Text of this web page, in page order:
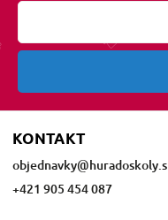
KONTAKT
objednavky@
+421 905 454 087